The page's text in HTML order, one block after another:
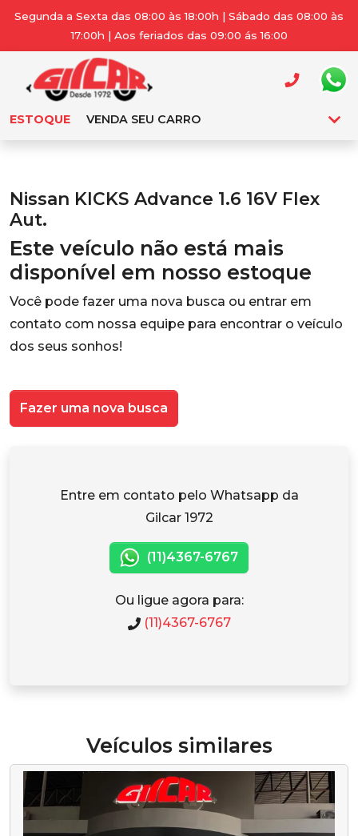
Segunda a Sexta das 08:00 às 18:00h | Sábado das 08:00 às
17:00h | Aos feriados das 09:00 ás 16:00
ESTOQUE VENDA SEU CARRO
Nissan KICKS Advance 1.6 16V Flex
Aut.
Este veículo não está mais
disponível em nosso estoque
Você pode fazer uma nova busca ou entrar em
contato com nossa equipe para encontrar o veículo
dos seus sonhos!
Fazer uma nova busca
Entre em contato pelo Whatsapp da
Gilcar 1972
(11)4367-6767
Ou ligue agora para:
(11)4367-6767
Veículos similares